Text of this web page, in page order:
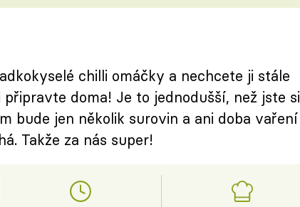
chilli omáčky a nechcete ji stále
doma! Je to jednodušší, než jste si
bude jen několik surovin a ani doba vaření
Takže za nás super!